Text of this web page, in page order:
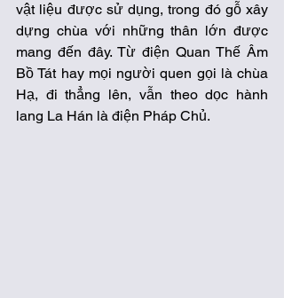
vật liệu được sử dụng, trong đó gỗ xây
dựng chùa với những thân lớn được
mang đến đây. Từ điện Quan Thế Âm
Bồ Tát hay mọi người quen gọi là chùa
Hạ, đi thẳng lên, vẫn theo dọc hành
lang La Hán là điện Pháp Chủ.